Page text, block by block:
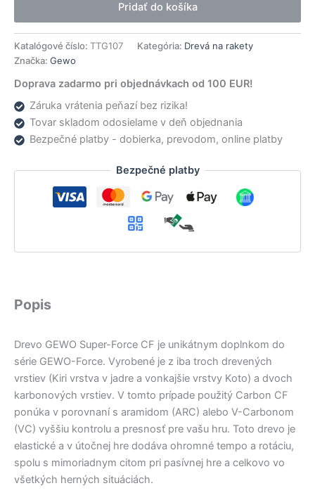
Pridať do košíka
Katalógové číslo: TTG107 Kategória: Drevá na rakety
Značka: Gewo
Doprava zadarmo pri objednávkach od 100 EUR!
Záruka vrátenia peňazí bez rizika!
Tovar skladom odosielame v deň objednania
Bezpečné platby - dobierka, prevodom, online platby
Bezpečné platby
Popis
Drevo GEWO Super-Force CF je unikátnym doplnkom do
série GEWO-Force. Vyrobené je z iba troch drevených
vrstiev (Kiri vrstva v jadre a vonkajšie vrstvy Koto) a dvoch
karbonových vrstiev. V tomto prípade použitý Carbon CF
ponúka v porovnaní s aramidom (ARC) alebo V-Carbonom
(VC) vyššiu kontrolu a presnosť pre vašu hru. Toto drevo je
elastické a v útočnej hre dodáva ohromné tempo a rotáciu,
spolu s mimoriadnym citom pri pasívnej hre a celkovo vo
všetkých herných situáciách.